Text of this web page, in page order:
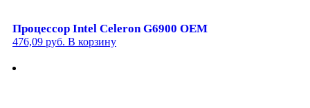
Процессор Intel Celeron G6900 OEM
476,09 руб. В корзину